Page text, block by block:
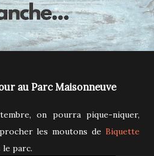
au Parc Maisonneuve
on pourra pique-niquer,
les moutons de Biquette
parc.